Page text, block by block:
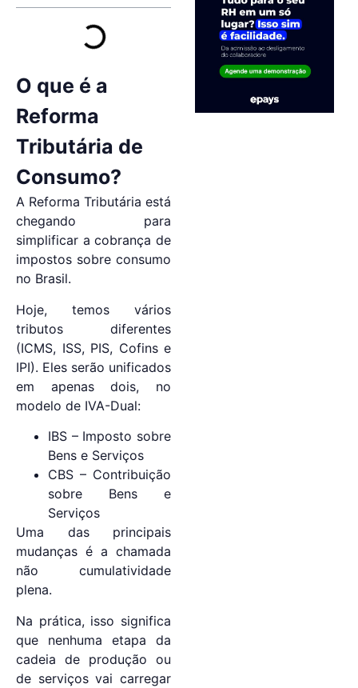
O que é a
Reforma
Tributária de
Consumo?
A Reforma Tributária está
chegando para
simplificar a cobrança de
impostos sobre consumo
no Brasil.
Hoje, temos vários
tributos diferentes
(ICMS, ISS, PIS, Cofins e
IPI). Eles serão unificados
em apenas dois, no
modelo de IVA-Dual:
IBS – Imposto sobre
Bens e Serviços
CBS – Contribuição
sobre Bens e
Serviços
Uma das principais
mudanças é a chamada
não cumulatividade
plena.
Na prática, isso significa
que nenhuma etapa da
cadeia de produção ou
de serviços vai carregar